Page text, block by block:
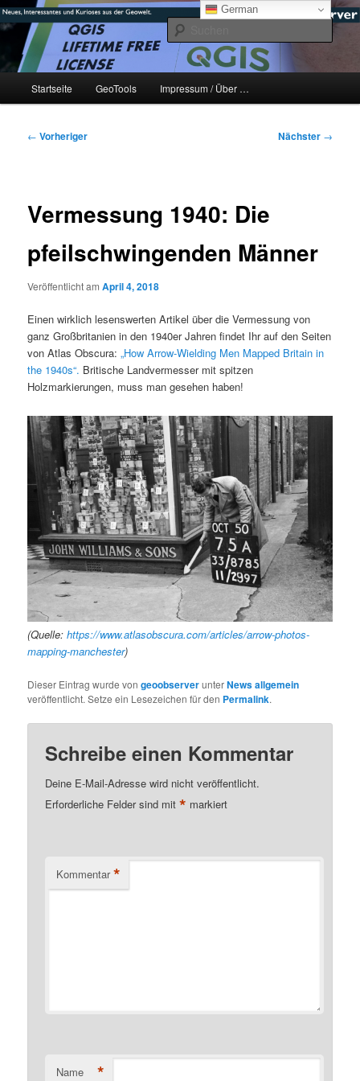
Zum
primären
Inhalt
springen#geoObserver
mikeE's GeoBlog
Startseite GeoTools Impressum / Über …
Beitragsnavigation
← Vorheriger Nächster →
Vermessung 1940: Die
pfeilschwingenden Männer
Veröffentlicht amApril 4, 2018
Einen wirklich lesenswerten Artikel über die Vermessung von
ganz Großbritanien in den 1940er Jahren findet Ihr auf den Seiten
von Atlas Obscura:„How Arrow-Wielding Men Mapped Britain in
the 1940s“. Britische Landvermesser mit spitzen
Holzmarkierungen, muss man gesehen haben!
(Quelle:https://www.atlasobscura.com/articles/arrow-photos-
mapping-manchester)
Dieser Eintrag wurde vongeoobserverunterNews allgemein
veröffentlicht. Setze ein Lesezeichen für den Permalink.
Schreibe einen Kommentar
Deine E-Mail-Adresse wird nicht veröffentlicht.
Erforderliche Felder sind mit* markiert
Kommentar *
Name *
German